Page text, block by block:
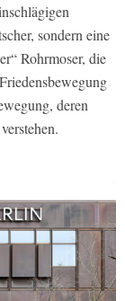
sondern eine
Rohrmoser, die
deren